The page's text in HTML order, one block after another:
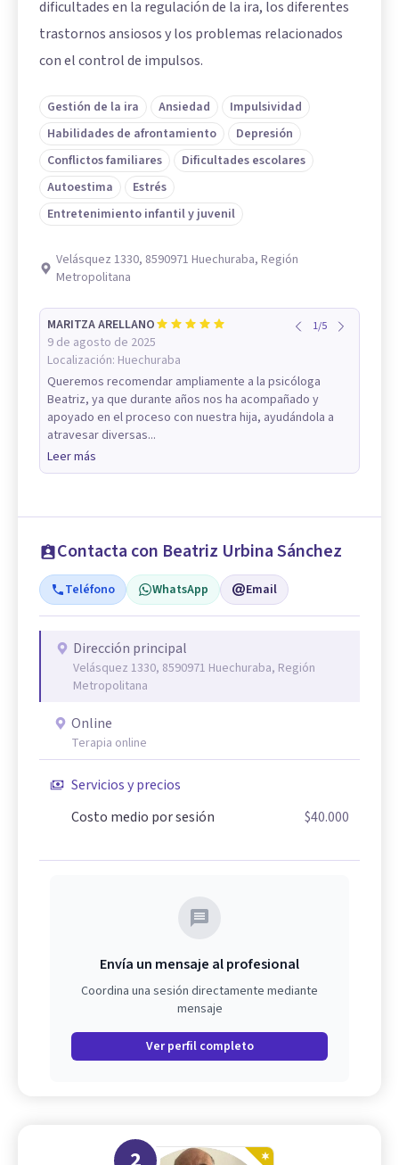
dificultades en la regulación de la ira, los diferentes
trastornos ansiosos y los problemas relacionados
con el control de impulsos.
Gestión de la ira Ansiedad
Impulsividad
Habilidades de afrontamiento
Depresión
Conflictos familiares
Dificultades escolares
Autoestima
Estrés
Entretenimiento infantil y juvenil
Velásquez 1330, 8590971 Huechuraba, Región
Metropolitana
MARITZA ARELLANO
9 de agosto de 2025
Localización: Huechuraba
1/5
Queremos recomendar ampliamente a la psicóloga
Beatriz, ya que durante años nos ha acompañado y
apoyado en el proceso con nuestra hija, ayudándola a
atravesar diversas...
Leer más
Contacta con Beatriz Urbina Sánchez
Teléfono WhatsApp Email
Dirección principal
Velásquez 1330, 8590971 Huechuraba, Región
Metropolitana
Online
Terapia online
Servicios y precios
Costo medio por sesión
$40.000
Envía un mensaje al profesional
Coordina una sesión directamente mediante
mensaje
Ver perfil completo